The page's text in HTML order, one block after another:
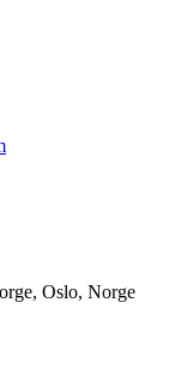
Oslo, Norge